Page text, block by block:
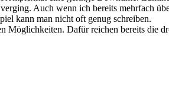
Auch wenn ich bereits mehrfach
kann man nicht oft genug schreiben.
Möglichkeiten. Dafür reichen bereits